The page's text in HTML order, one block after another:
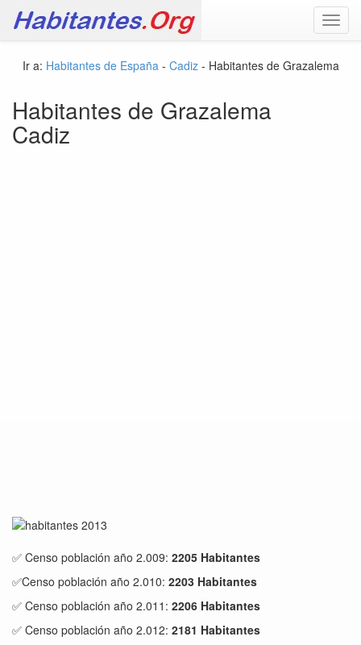
Ir a: Habitantes de España - Cadiz- Habitantes de Grazalema
Habitantes de Grazalema
Cadiz
✅ Censo población año 2.009: 2205 Habitantes
✅Censo población año 2.010: 2203 Habitantes
✅ Censo población año 2.011: 2206 Habitantes
✅ Censo población año 2.012: 2181 Habitantes